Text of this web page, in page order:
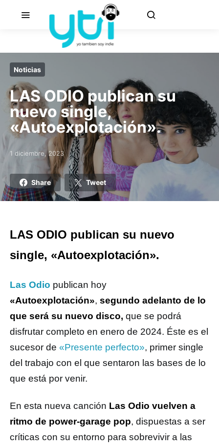
Noticias
LAS ODIO publican su
nuevo single,
«Autoexplotación».
Posted on
1 diciembre, 2023
Share Tweet
LAS ODIO publican su nuevo
single, «Autoexplotación».
Las Odio publican hoy
«Autoexplotación», segundo adelanto de lo
que será su nuevo disco, que se podrá
disfrutar completo en enero de 2024. Éste es el
sucesor de «Presente perfecto», primer single
del trabajo con el que sentaron las bases de lo
que está por venir.
En esta nueva canción Las Odio vuelven a
ritmo de power-garage pop, dispuestas a ser
críticas con su entorno para sobrevivir a las